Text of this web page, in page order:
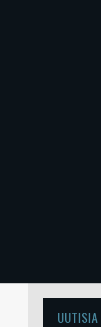
UUTISIA